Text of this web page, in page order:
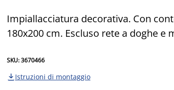
Impiallacciatura decorativa. Con
180x200 cm. Escluso rete a doghe e
SKU: 3670466
 Istruzioni di montaggio